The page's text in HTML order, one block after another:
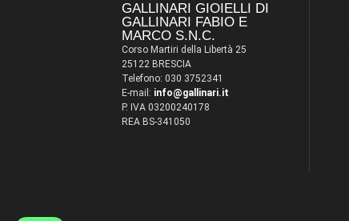
GALLINARI GIOIELLI DI
GALLINARI FABIO E
MARCO S.N.C.
Corso Martiri della Libertà 25
25122 BRESCIA
Telefono: 030 3752341
E-mail: info@gallinari.it
P. IVA 03200240178
REA BS-341050